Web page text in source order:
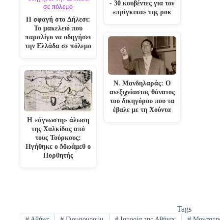
Η σφαγή στο Δήλεσι:
Το μακελειό που
παραλίγο να οδηγήσει
την Ελλάδα σε πόλεμο
Η «άγνωστη» άλωση
της Χαλκίδας από
τους Τούρκους:
Ηγήθηκε ο Μωάμεθ ο
Πορθητής
- 30 κουβέντες για τον
«πρίγκιπα» της ροκ
Ν. Μανδηλαράς: Ο
ανεξιχνίαστος θάνατος
του δικηγόρου που τα
έβαλε με τη Χούντα
Tags